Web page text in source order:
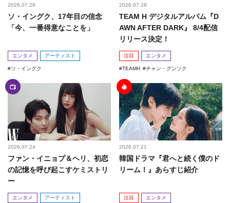
2026.07.28
ソ・イングク、17年目の信念
「今、一番得意なことを」
エンタメ アーティスト
ソ・イングク
2026.07.28
TEAM H デジタルアルバム『D
AWN AFTER DARK』 8/4配信
リリース決定！
注目 エンタメ
TEAMH チャン・グンソク
2026.07.24
ファン・イニョプ＆ヘリ、初恋
の記憶を呼び起こすケミストリ
ー
エンタメ アーティスト
2026.07.21
韓国ドラマ『君へと続く僕のド
リーム！』あらすじ紹介
注目 エンタメ